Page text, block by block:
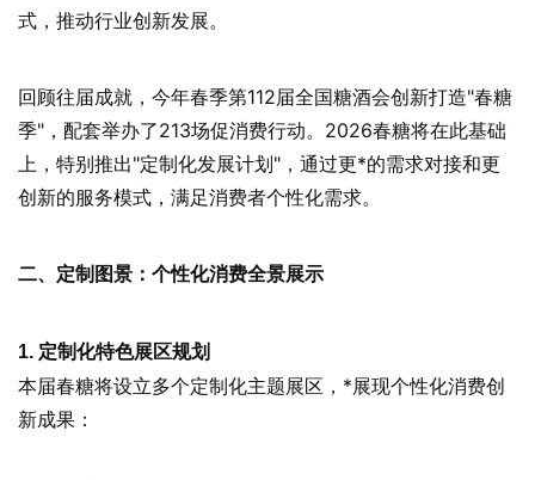
式，推动行业创新发展。
回顾往届成就，今年春季第112届全国糖酒会创新打造"春糖
季"，配套举办了213场促消费行动。2026春糖将在此基础
上，特别推出"定制化发展计划"，通过更*的需求对接和更
创新的服务模式，满足消费者个性化需求。
二、定制图景：个性化消费全景展示
1. 定制化特色展区规划
本届春糖将设立多个定制化主题展区，*展现个性化消费创
新成果：